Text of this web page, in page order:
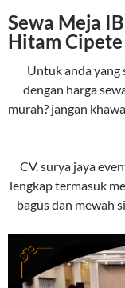
Sewa Meja
Hitam
Untuk anda yang
dengan harga
murah? jangan
CV. surya jaya
lengkap termasuk
bagus dan mewah